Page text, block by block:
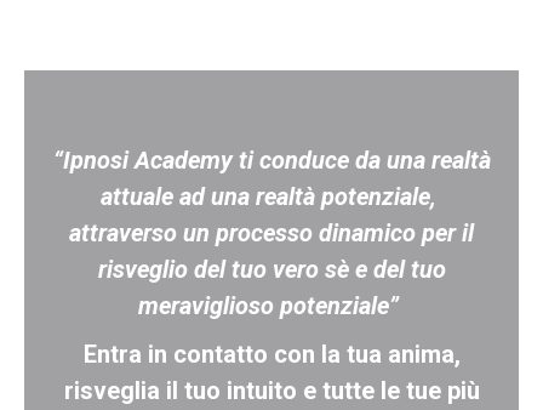
“Ipnosi Academy ti conduce da una realtà
attuale ad una realtà potenziale,
attraverso un processo dinamico per il
risveglio del tuo vero sè e del tuo
meraviglioso potenziale”
Entra in contatto con la tua anima,
risveglia il tuo intuito e tutte le tue più